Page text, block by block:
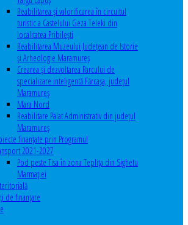
Reabilitarea și valorificarea în circuitul
turistic a Castelului Geza Teleki din
localitatea Pribilești
Reabilitarea Muzeului Județean de Istorie
și Arheologie Maramureș
Crearea și dezvoltarea Parcului de
specializare inteligentă Fărcașa, județul
Maramureș
Mara Nord
Reabilitare Palat Administrativ din județul
Maramureș
finanțate prin Programul
2021-2027
Pod peste Tisa în zona Teplița din Sighetu
Marmației
de finanţare